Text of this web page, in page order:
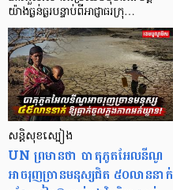
យ៉ាងធ្ងន់ធ្ងរបន្ទាប់ពីអាជ្ញាធរក្រុ…
សន្តិសុខស្បៀង
UN ព្រមានថា បាតុភូតអែលនីណូ
អាចរុញច្រានមនុស្សជិត ៥០លាននាក់